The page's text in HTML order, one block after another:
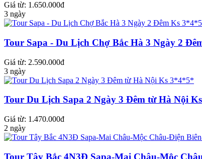
Giá từ: 1.650.000đ
3 ngày
Tour Sapa - Du Lịch Chợ Bắc Hà 3 Ngày 2
Giá từ: 2.590.000đ
3 ngày
Tour Du Lịch Sapa 2 Ngày 3 Đêm từ Hà Nội
Giá từ: 1.470.000đ
2 ngày
Tour Tây Bắc 4N3Đ Sapa-Mai Châu-Mộc